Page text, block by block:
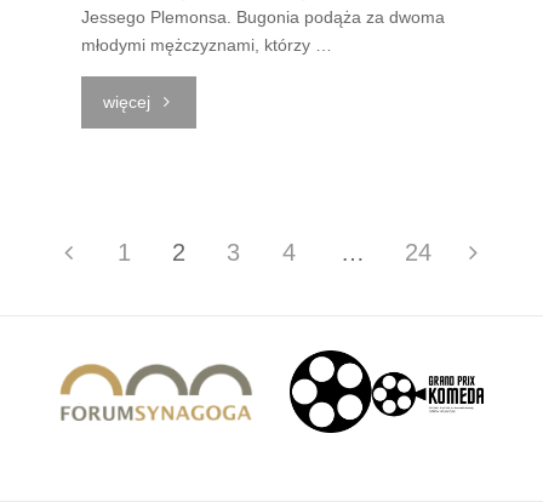
Jessego Plemonsa. Bugonia podąża za dwoma
młodymi mężczyznami, którzy …
więcej"Komeda
1 2 3 4 … 24